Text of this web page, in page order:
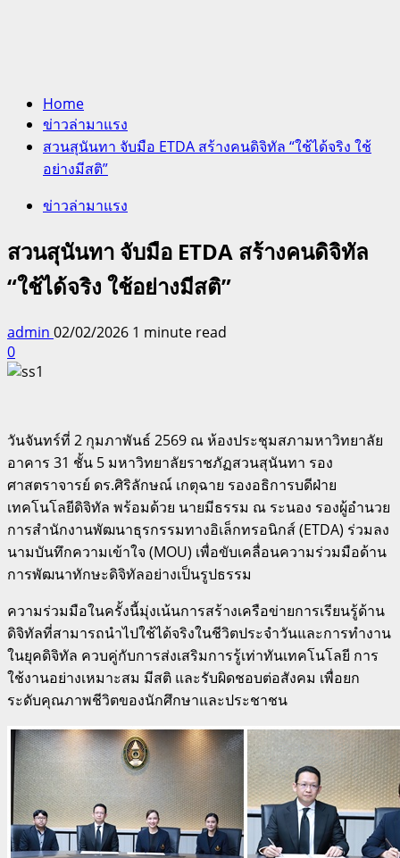
Home
ข่าวล่ามาแรง
สวนสุนันทา จับมือ ETDA สร้างคนดิจิทัล “ใช้ได้จริง ใช้
อย่างมีสติ”
ข่าวล่ามาแรง
สวนสุนันทา จับมือ ETDA สร้างคนดิจิทัล
“ใช้ได้จริง ใช้อย่างมีสติ”
admin 02/02/2026 1 minute read
0
วันจันทร์ที่ 2 กุมภาพันธ์ 2569 ณ ห้องประชุมสภามหาวิทยาลัย
อาคาร 31 ชั้น 5 มหาวิทยาลัยราชภัฏสวนสุนันทา รอง
ศาสตราจารย์ ดร.ศิริลักษณ์ เกตุฉาย รองอธิการบดีฝ่าย
เทคโนโลยีดิจิทัล พร้อมด้วย นายมีธรรม ณ ระนอง รองผู้อำนวย
การสำนักงานพัฒนาธุรกรรมทางอิเล็กทรอนิกส์ (ETDA) ร่วมลง
นามบันทึกความเข้าใจ (MOU) เพื่อขับเคลื่อนความร่วมมือด้าน
การพัฒนาทักษะดิจิทัลอย่างเป็นรูปธรรม
ความร่วมมือในครั้งนี้มุ่งเน้นการสร้างเครือข่ายการเรียนรู้ด้าน
ดิจิทัลที่สามารถนำไปใช้ได้จริงในชีวิตประจำวันและการทำงาน
ในยุคดิจิทัล ควบคู่กับการส่งเสริมการรู้เท่าทันเทคโนโลยี การ
ใช้งานอย่างเหมาะสม มีสติ และรับผิดชอบต่อสังคม เพื่อยก
ระดับคุณภาพชีวิตของนักศึกษาและประชาชน